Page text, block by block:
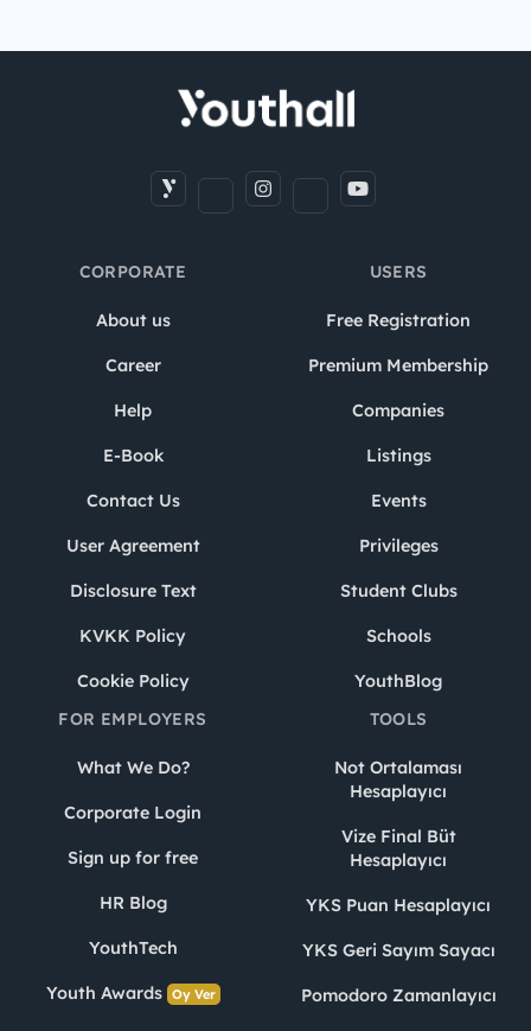
CORPORATE
About us
Career
Help
E-Book
Contact Us
User Agreement
Disclosure Text
KVKK Policy
Cookie Policy
USERS
Free Registration
Premium Membership
Companies
Listings
Events
Privileges
Student Clubs
Schools
YouthBlog
FOR EMPLOYERS
What We Do?
Corporate Login
Sign up for free
HR Blog
YouthTech
Youth Awards Oy Ver
TOOLS
Not Ortalaması
Hesaplayıcı
Vize Final Büt
Hesaplayıcı
YKS Puan Hesaplayıcı
YKS Geri Sayım Sayacı
Pomodoro Zamanlayıcı